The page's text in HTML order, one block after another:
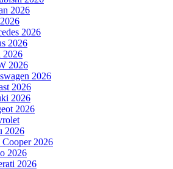
2026
2026
2026
2026
2026
2026
2026
2026
2026
2026
2026
2026
2026